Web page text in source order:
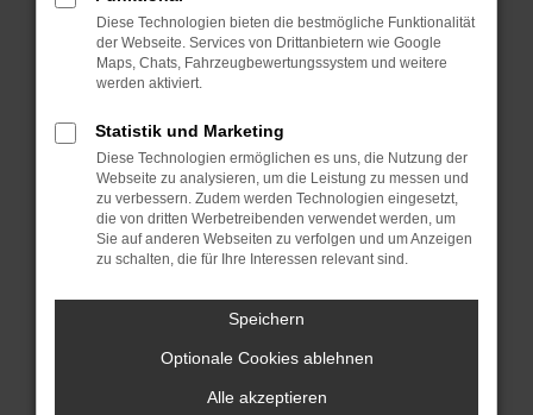
Starte dein Gerät neu.
Das kann manchmal helfen, vorübergehende
Probleme zu beheben.
Betriebssystem auf dem neuesten Stand
sind.
Veraltete Software birgt nicht nur ein
Sicherheitsrisiko, sondern kann auch dazu
führen, dass bestimmte Funktionen nicht mehr
unterstützt werden.
Wende dich an den Webseitenbetreiber.
Wenn du alle oben genannten Schritte versucht
hast, kontaktiere uns bitte. Wir werden
versuchen, das Problem zu beheben. Du kannst
uns diesen Text schicken, um uns bei der
Diese Technologien bieten die bestmögliche Funktionalität
der Webseite. Services von Drittanbietern wie Google
Maps, Chats, Fahrzeugbewertungssystem und weitere
werden aktiviert.
Statistik und Marketing
Diese Technologien ermöglichen es uns, die Nutzung der
Webseite zu analysieren, um die Leistung zu messen und
zu verbessern. Zudem werden Technologien eingesetzt,
die von dritten Werbetreibenden verwendet werden, um
Sie auf anderen Webseiten zu verfolgen und um Anzeigen
zu schalten, die für Ihre Interessen relevant sind.
Speichern
Optionale Cookies ablehnen
Alle akzeptieren